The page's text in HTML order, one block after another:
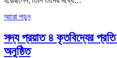
আরো পড়ুন
সদ্য প্রয়াত ৪ কৃতবিদ্যের
অনুষ্ঠিত